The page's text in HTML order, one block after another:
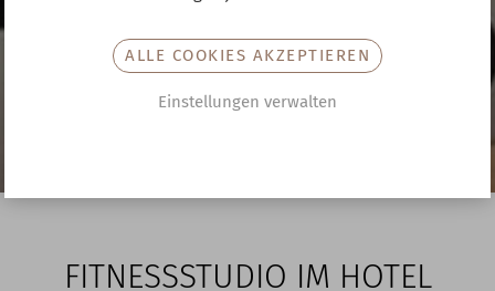
FITNESSSTUDIO IM HOTEL
ALLE COOKIES AKZEPTIEREN
Einstellungen verwalten